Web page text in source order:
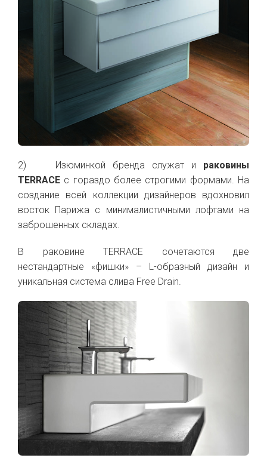
2) Изюминкой бренда служат и раковины
TERRACE с гораздо более строгими формами. На
создание всей коллекции дизайнеров вдохновил
восток Парижа с минималистичными лофтами на
заброшенных складах.
В раковине TERRACE сочетаются две
нестандартные «фишки» – L-образный дизайн и
уникальная система слива Free Drain.